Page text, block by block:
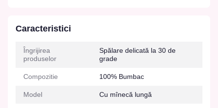
Caracteristici
Îngrijirea
produselor
Spălare delicată la 30 de
grade
Compozitie 100% Bumbac
Model Cu mînecă lungă